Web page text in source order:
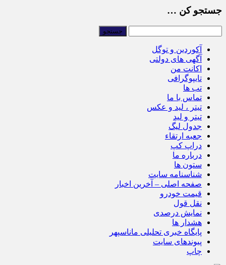
جستجو کن …
آکوردین و توگل
آگهی های دولتی
اکانت من
تایپوگرافی
تب ها
تماس با ما
تیتر ، لید و عکس
تیتر و لید
جدول لیگ
جعبه ارتقاء
دراپ کپ
درباره ما
ستون ها
شناسنامه سایت
صفحه اصلی – آخرین اخبار
قیمت خودرو
نقل قول
نمایش درصدی
هشدار ها
پایگاه خبری تحلیلی ماناسپهر
پیوندهای سایت
چاپ